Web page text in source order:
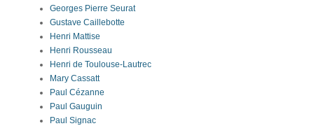
Georges Pierre Seurat
Gustave Caillebotte
Henri Mattise
Henri Rousseau
Henri de Toulouse-Lautrec
Mary Cassatt
Paul Cézanne
Paul Gauguin
Paul Signac